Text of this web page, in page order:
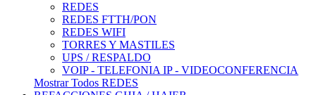
REDES
REDES FTTH/PON
REDES WIFI
TORRES Y MASTILES
UPS / RESPALDO
VOIP - TELEFONIA IP - VIDEOCONFERENCIA
Mostrar Todos REDES